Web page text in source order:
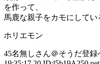
を作って、
馬鹿な親子をカモにしてい
ホリエモン
45名無しさん＠そうだ登録